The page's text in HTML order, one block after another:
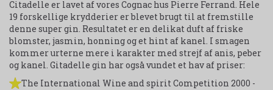
Citadelle er lavet af vores Cognac hus Pierre Ferrand. Hele
19 forskellige krydderier er blevet brugt til at fremstille
denne super gin. Resultatet er en delikat duft af friske
blomster, jasmin, honning og et hint af kanel. I smagen
kommer urterne mere i karakter med strejf af anis, peber
og kanel. Gitadelle gin har også vundet et hav af priser:
The International Wine and spirit Competition 2000 -